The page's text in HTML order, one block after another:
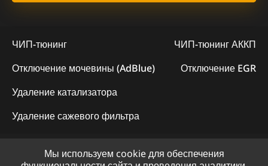
ЧИП-тюнинг
ЧИП-тюнинг АККП
Отключение мочевины (AdBlue)
Отключение EGR
Удаление катализатора
Удаление сажевого фильтра
© 2023 - Официальный сайт "ChipLogic"
Мы используем cookie для обеспечения